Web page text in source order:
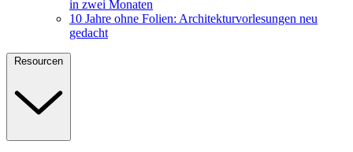
in zwei Monaten
10 Jahre ohne Folien: Architekturvorlesungen neu
gedacht
Resourcen